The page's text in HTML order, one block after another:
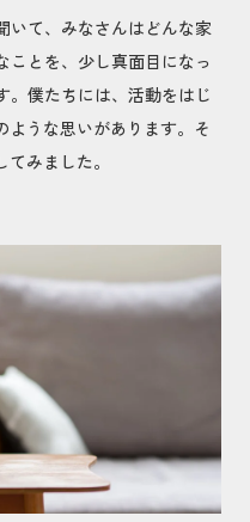
いて、みなさんはどんな家
ことを、少し真面目になっ
。僕たちには、活動をはじ
ような思いがあります。そ
みました。